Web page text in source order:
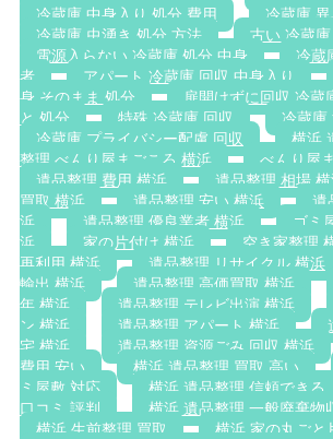
冷蔵庫 中身入り 処分 費用
冷蔵庫
冷蔵庫 虫湧き 処分 方法
古い 冷蔵
電源入らない 冷蔵庫 処分 中身
冷蔵
者
アパート 冷蔵庫 回収 中身入り
身 そのまま 処分
扉開けずに回収 冷蔵
と 処分
特殊 冷蔵庫 回収
冷蔵庫
冷蔵庫 プライバシー配慮 回収
横浜
整理 べんり屋まごころ 横浜
べんり屋
遺品整理 費用 横浜
遺品整理 相場
買取 横浜
遺品整理 安い 横浜
遺
浜
遺品整理 優良業者 横浜
ゴミ
浜
家の片付け 横浜 空き家整理
再利用 横浜
遺品整理 リサイクル 横浜
輸出 横浜
遺品整理 高価買取 横浜
年 横浜
遺品整理 テレビ出演 横浜
ン 横浜
遺品整理 アパート 横浜
宅 横浜
遺品整理 資源ごみ 回収 横浜
費用 安い
横浜 遺品整理 買取 高い
ミ屋敷 対応
横浜 遺品整理 信頼できる
口コミ 評判
横浜 遺品整理 一般廃棄物
横浜 生前整理 買取
横浜 家の丸ごと